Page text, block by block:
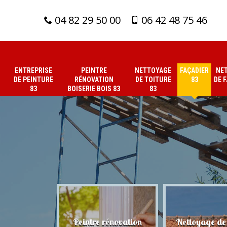
04 82 29 50 00 06 42 48 75 46
ENTREPRISE
DE PEINTURE
83
PEINTRE
RÉNOVATION
BOISERIE BOIS 83
NETTOYAGE
DE TOITURE
83
FAÇADIER
83
DE
Peintre rénovation Nettoyage